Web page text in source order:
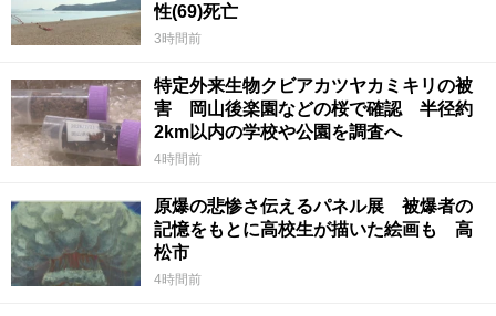
性(69)死亡
3時間前
特定外来生物クビアカツヤカミキリの被
害 岡山後楽園などの桜で確認 半径約
2km以内の学校や公園を調査へ
4時間前
原爆の悲惨さ伝えるパネル展 被爆者の
記憶をもとに高校生が描いた絵画も 高
松市
4時間前